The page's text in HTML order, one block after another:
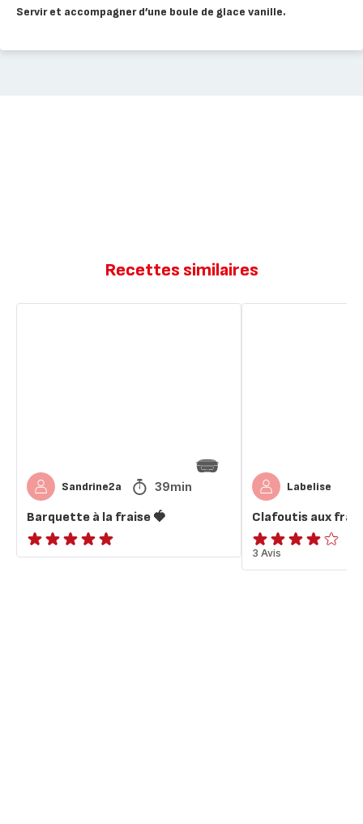
Servir et accompagner d’une boule de glace vanille.
Recettes similaires
Sandrine2a 39min
Barquette à la fraise 🍓
ratings.NaN
Labelise
Clafoutis aux
Avis
4
3 Avis